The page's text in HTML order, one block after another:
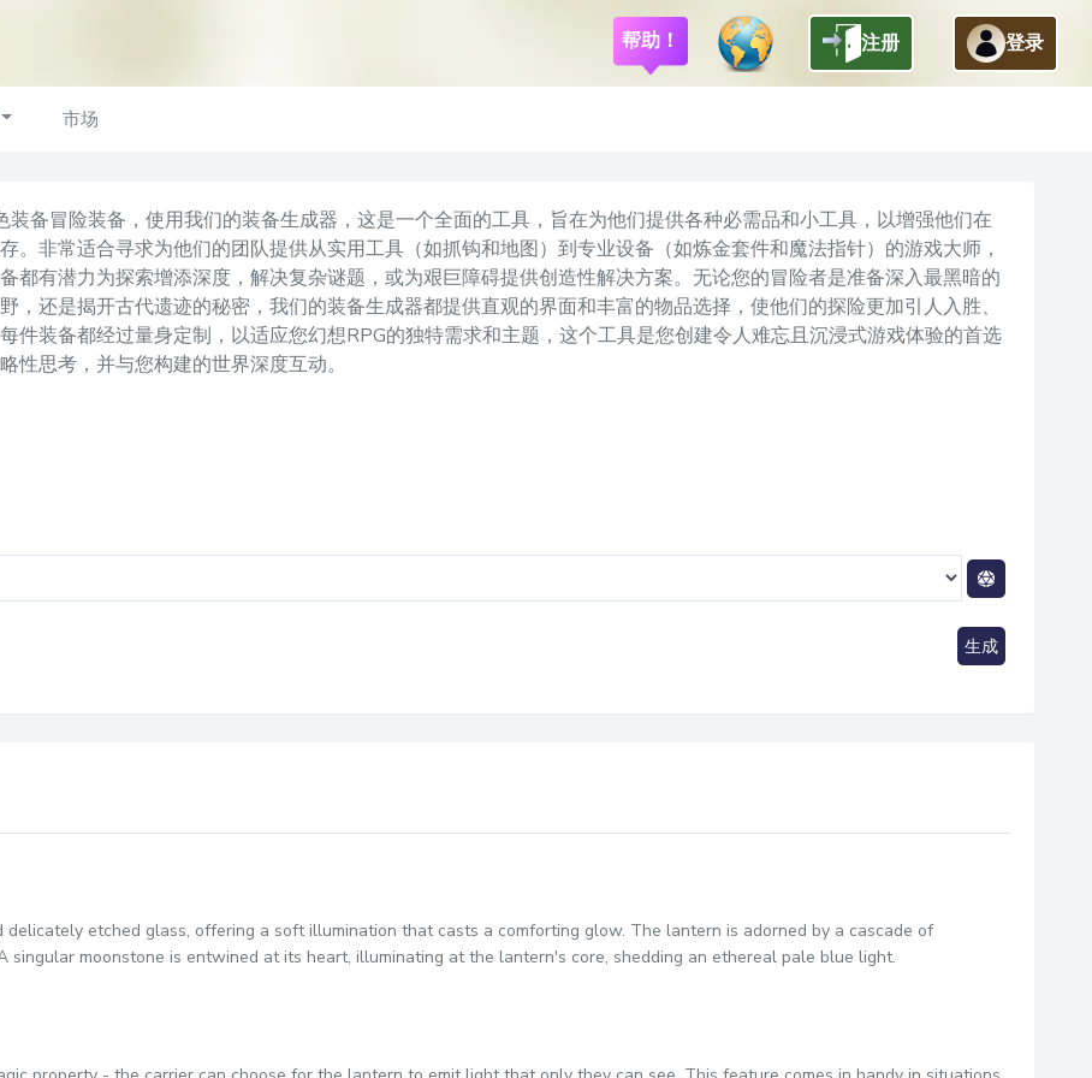
帮助！ 注册 登录
市场
返回
备冒险装备，使用我们的装备生成器，这是一个全面的工具，旨在为他们提供各种必需品和小工具，以增强他们在
。非常适合寻求为他们的团队提供从实用工具（如抓钩和地图）到专业设备（如炼金套件和魔法指针）的游戏大师，
都有潜力为探索增添深度，解决复杂谜题，或为艰巨障碍提供创造性解决方案。无论您的冒险者是准备深入最黑暗的
，还是揭开古代遗迹的秘密，我们的装备生成器都提供直观的界面和丰富的物品选择，使他们的探险更加引人入胜、
件装备都经过量身定制，以适应您幻想RPG的独特需求和主题，这个工具是您创建令人难忘且沉浸式游戏体验的首选
性思考，并与您构建的世界深度互动。
生成
etched glass, offering a soft illumination that casts a comforting glow. The lantern is adorned by a cascade of
singular moonstone is entwined at its heart, illuminating at the lantern's core, shedding an ethereal pale blue light.